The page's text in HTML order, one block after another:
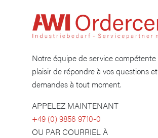
Notre équipe de service compétente
plaisir de répondre à vos questions
demandes à tout moment.
APPELEZ MAINTENANT
​+49 (0) 9856 9710-0
OU PAR COURRIEL À